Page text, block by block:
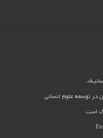
در توسعه علوم انسانی
است